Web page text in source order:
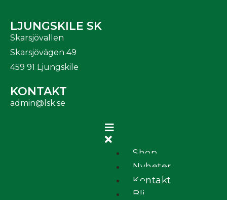
LJUNGSKILE SK
Skarsjövallen
Skarsjövägen 49
459 91 Ljungskile
KONTAKT
admin@lsk.se
Shop
Nyheter
Kontakt
Bli